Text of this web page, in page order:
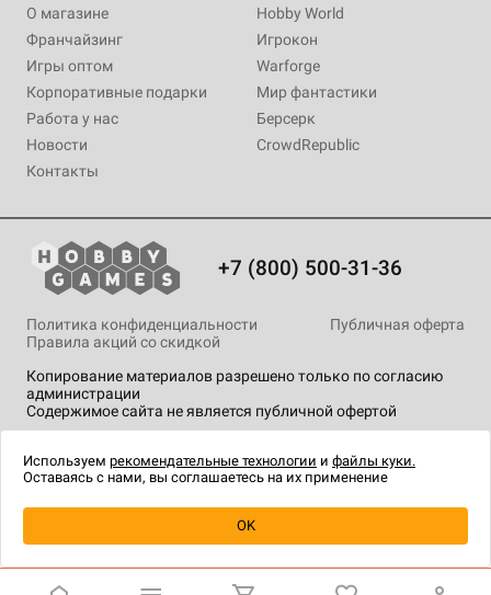
Уведомить о наличии
О магазине
Франчайзинг
Игры оптом
Корпоративные подарки
Работа у нас
Новости
Контакты
Hobby World
Игрокон
Warforge
Мир фантастики
Берсерк
CrowdRepublic
+7 (800) 500-31-36
Копирование материалов разрешено только по согласию
администрации
Содержимое сайта не является публичной офертой
Политика конфиденциальности
Публичная оферта
Правила акций со скидкой
технологии.
Используем рекомендательные технологии и файлы куки.
Оставаясь с нами, вы соглашаетесь на их применение
OK